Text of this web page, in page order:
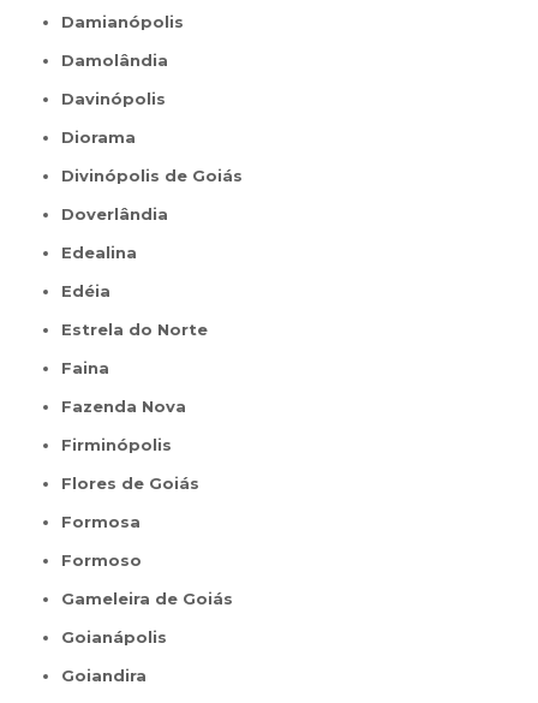
Damianópolis
Damolândia
Davinópolis
Diorama
Divinópolis de Goiás
Doverlândia
Edealina
Edéia
Estrela do Norte
Faina
Fazenda Nova
Firminópolis
Flores de Goiás
Formosa
Formoso
Gameleira de Goiás
Goianápolis
Goiandira